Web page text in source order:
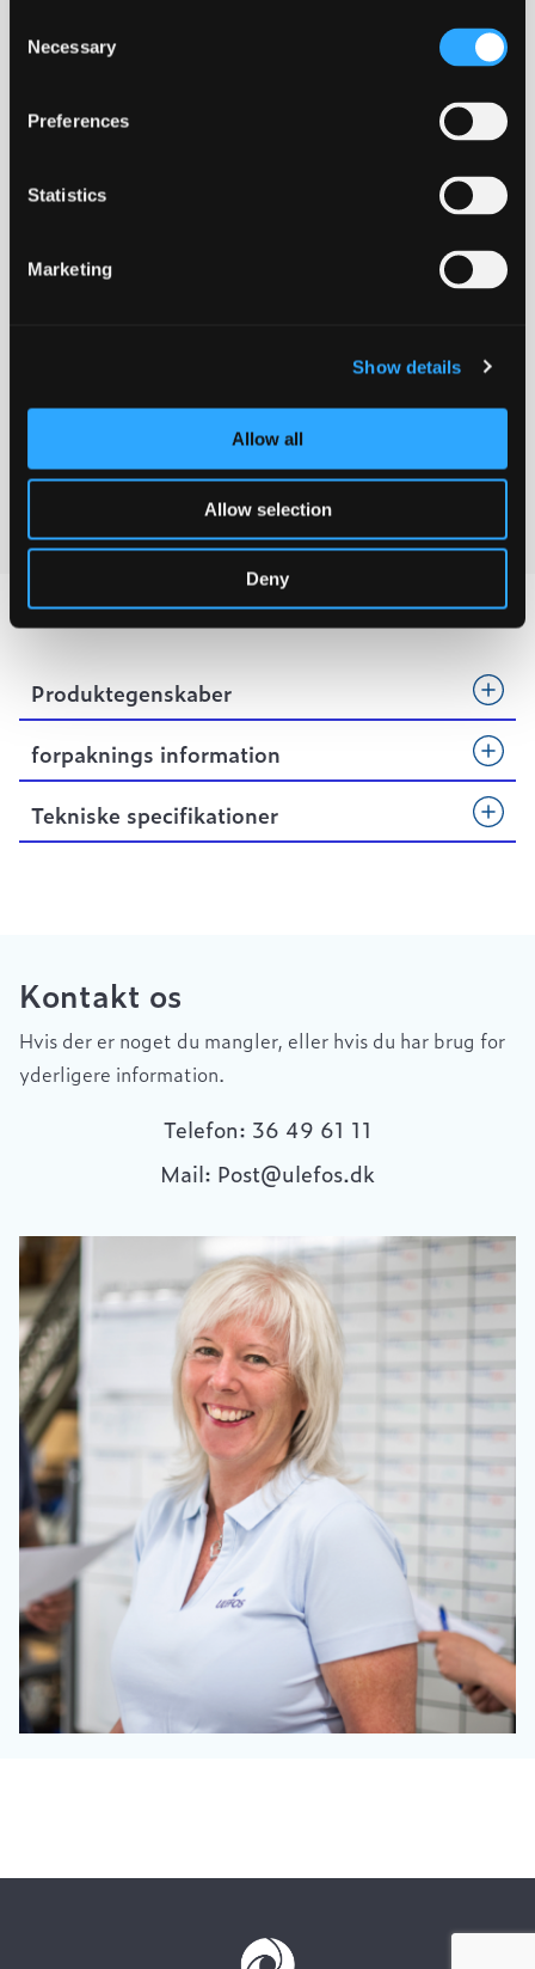
Selection
Necessary
Preferences
Statistics
Marketing
Show details
Allow all
Allow selection
Deny
Download datablad
DGNB
ADV
PRO KATALOG
FILCOTEN KATALOG
VIDEO
Produktegenskaber
forpaknings information
Tekniske specifikationer
Kontakt os
Hvis der er noget du mangler, eller hvis du har brug for
yderligere information.
Telefon: 36 49 61 11
Mail: Post@ulefos.dk